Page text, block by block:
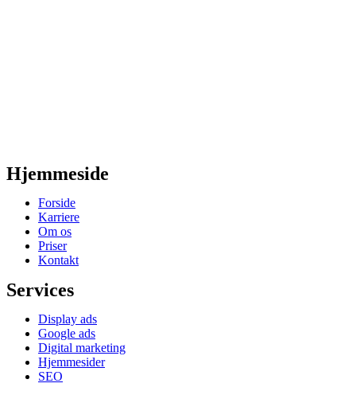
Hjemmeside
Forside
Karriere
Om os
Priser
Kontakt
Services
Display ads
Google ads
Digital marketing
Hjemmesider
SEO